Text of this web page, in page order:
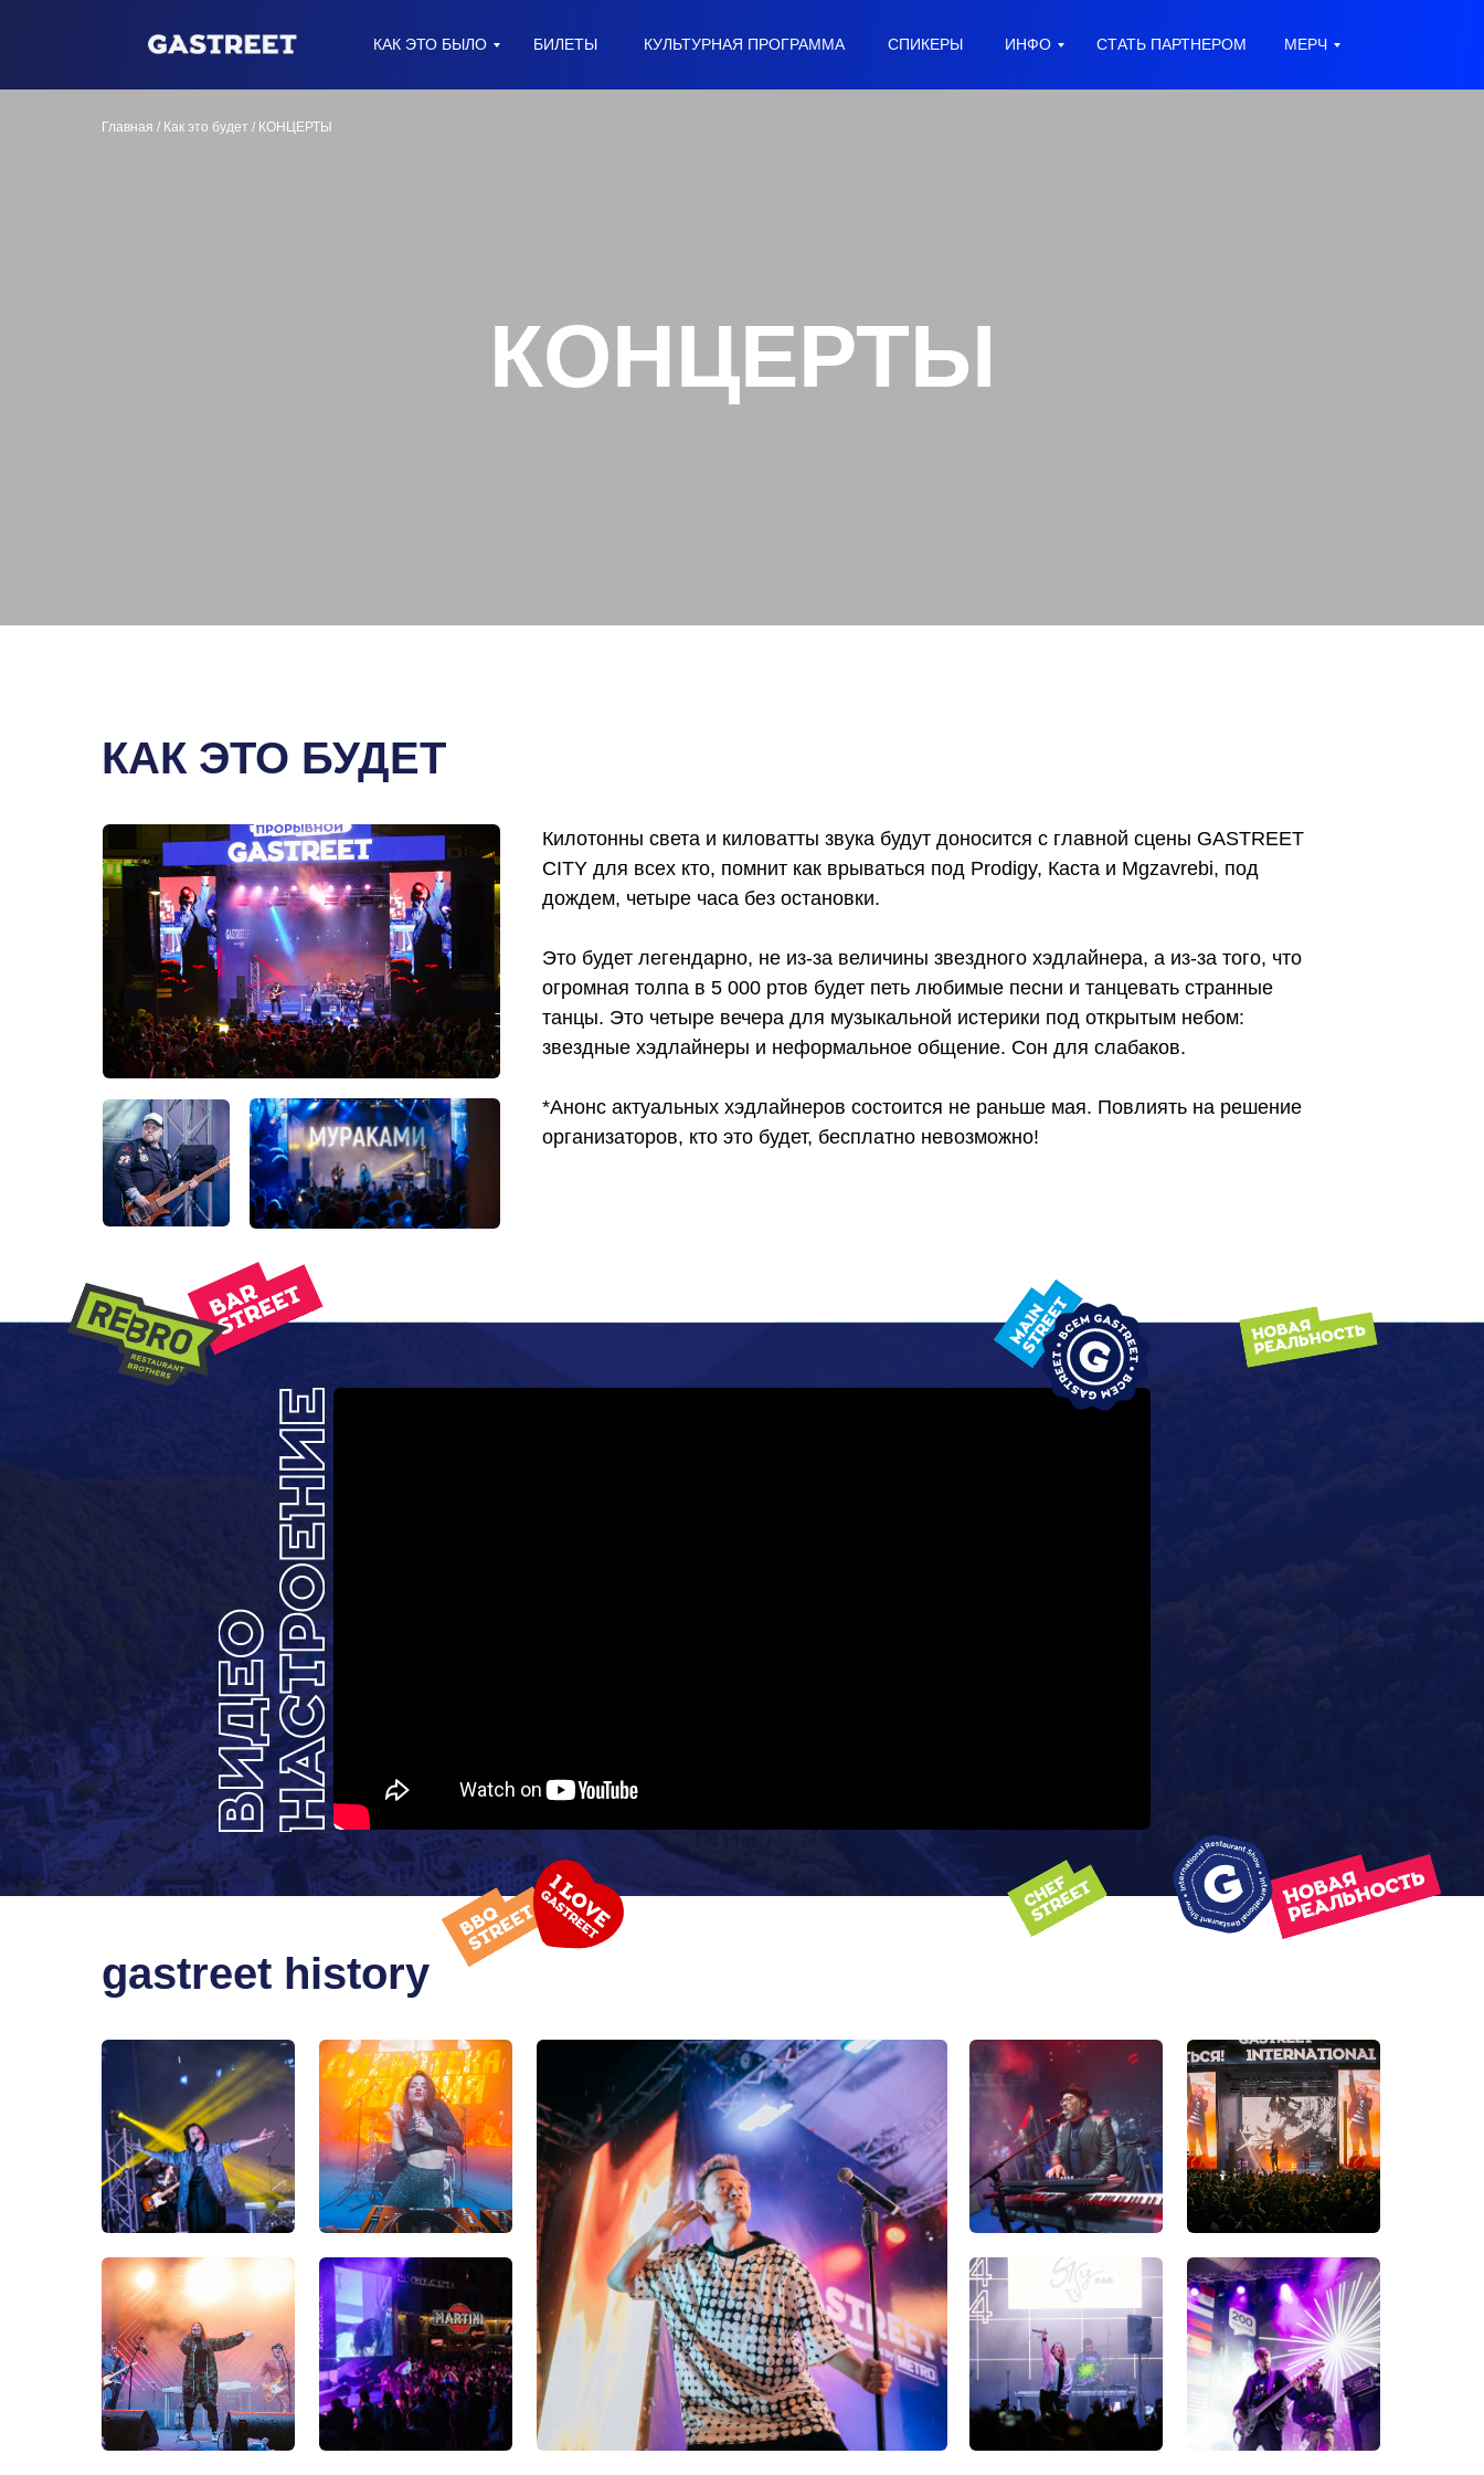
КАК ЭТО БЫЛО БИЛЕТЫ КУЛЬТУРНАЯ ПРОГРАММА СПИКЕРЫ СТАТЬ ПАРТНЕРОМ
ИНФО МЕРЧ
КОНЦЕРТЫ
Главная / Как это будет / КОНЦЕРТЫ
Килотонны света и киловатты звука будут доносится с главной сцены GASTREET
CITY для всех кто, помнит как врываться под Prodigy, Каста и Mgzavrebi, под
дождем, четыре часа без остановки.
Это будет легендарно, не из-за величины звездного хэдлайнера, а из-за того, что
огромная толпа в 5 000 ртов будет петь любимые песни и танцевать странные
танцы. Это четыре вечера для музыкальной истерики под открытым небом:
звездные хэдлайнеры и неформальное общение. Сон для слабаков.
*Анонс актуальных хэдлайнеров состоится не раньше мая. Повлиять на решение
организаторов, кто это будет, бесплатно невозможно!
КАК ЭТО БУДЕТ
gastreet history